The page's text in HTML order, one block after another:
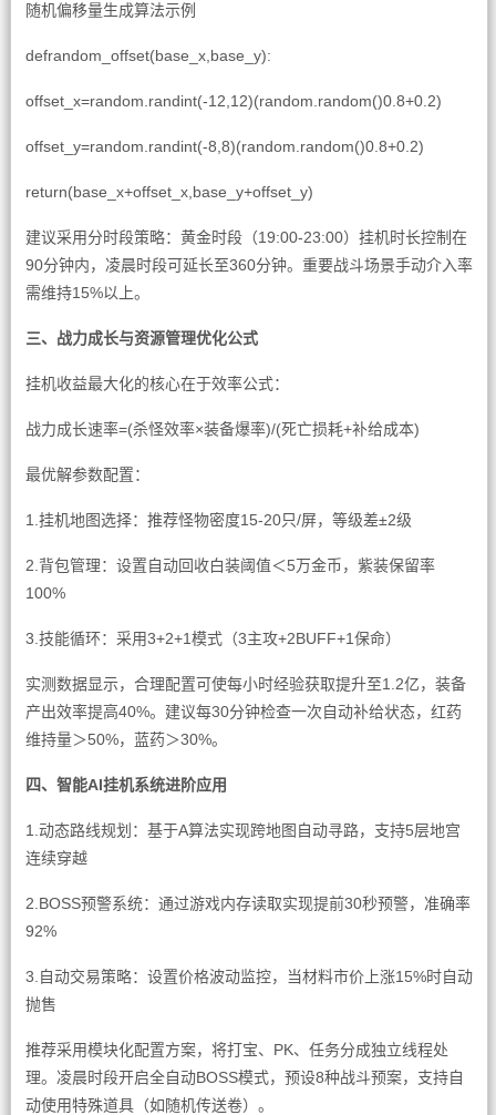
随机偏移量生成算法示例
defrandom_offset(base_x,base_y):
offset_x=random.randint(-12,12)(random.random()0.8+0.2)
offset_y=random.randint(-8,8)(random.random()0.8+0.2)
return(base_x+offset_x,base_y+offset_y)
建议采用分时段策略：黄金时段（19:00-23:00）挂机时长控制在
90分钟内，凌晨时段可延长至360分钟。重要战斗场景手动介入率
需维持15%以上。
三、战力成长与资源管理优化公式
挂机收益最大化的核心在于效率公式：
战力成长速率=(杀怪效率×装备爆率)/(死亡损耗+补给成本)
最优解参数配置：
1.挂机地图选择：推荐怪物密度15-20只/屏，等级差±2级
2.背包管理：设置自动回收白装阈值＜5万金币，紫装保留率
100%
3.技能循环：采用3+2+1模式（3主攻+2BUFF+1保命）
实测数据显示，合理配置可使每小时经验获取提升至1.2亿，装备
产出效率提高40%。建议每30分钟检查一次自动补给状态，红药
维持量＞50%，蓝药＞30%。
四、智能AI挂机系统进阶应用
1.动态路线规划：基于A算法实现跨地图自动寻路，支持5层地宫
连续穿越
2.BOSS预警系统：通过游戏内存读取实现提前30秒预警，准确率
92%
3.自动交易策略：设置价格波动监控，当材料市价上涨15%时自动
抛售
推荐采用模块化配置方案，将打宝、PK、任务分成独立线程处
理。凌晨时段开启全自动BOSS模式，预设8种战斗预案，支持自
动使用特殊道具（如随机传送卷）。